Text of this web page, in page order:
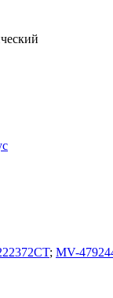
; MV-